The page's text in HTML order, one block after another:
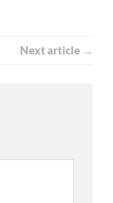
Next article →